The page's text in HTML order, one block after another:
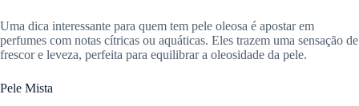
Uma dica interessante para quem tem pele oleosa é apostar em
perfumes com notas cítricas ou aquáticas. Eles trazem uma sensação de
frescor e leveza, perfeita para equilibrar a oleosidade da pele.
Pele Mista